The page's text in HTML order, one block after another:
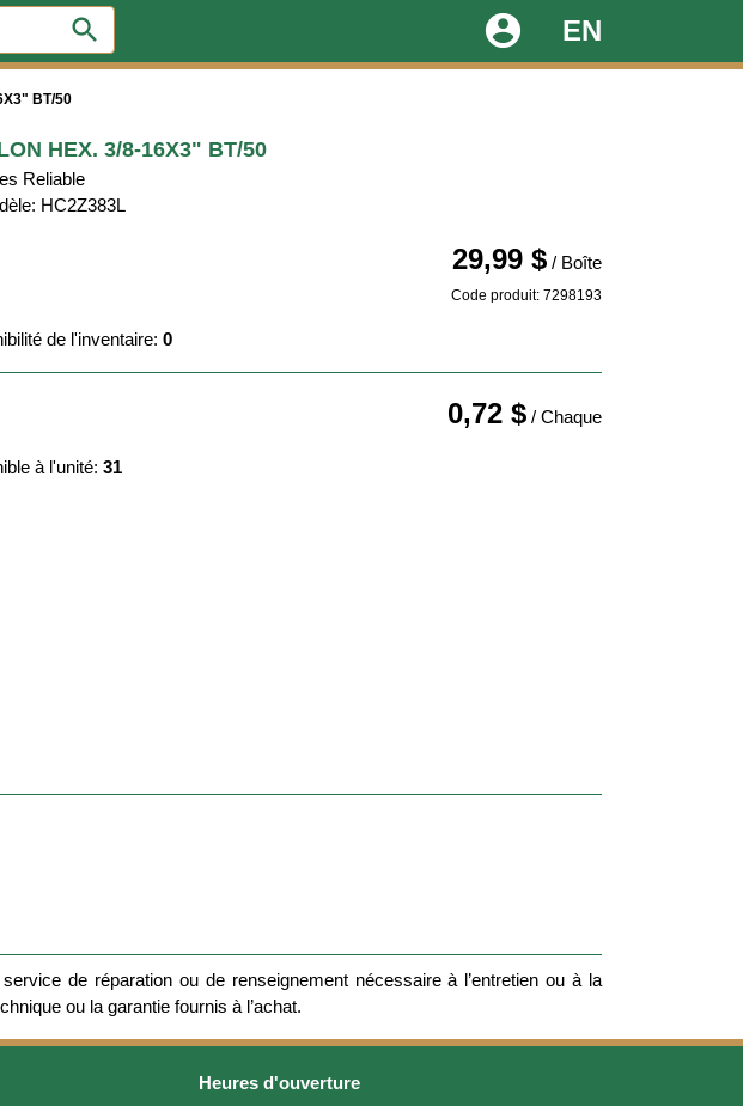
search EN
account_circle
BT/50
HEX. 3/8-16X3" BT/50
Reliable
HC2Z383L
29,99 $/ Boîte
Code produit: 7298193
de l'inventaire: 0
0,72 $/ Chaque
à l'unité: 31
de réparation ou de renseignement nécessaire à l’entretien ou à la
ou la garantie fournis à l’achat.
Heures d'ouverture